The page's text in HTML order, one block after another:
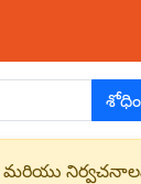
మరియు